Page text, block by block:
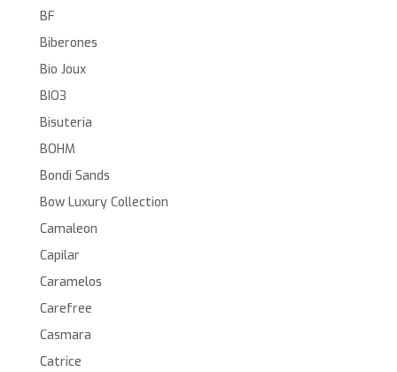
BF
Biberones
Bio Joux
BIO3
Bisuteria
BOHM
Bondi Sands
Bow Luxury Collection
Camaleon
Capilar
Caramelos
Carefree
Casmara
Catrice